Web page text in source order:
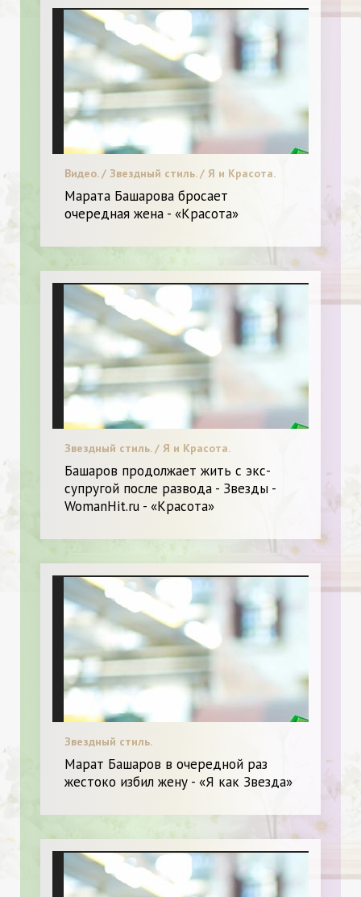
Видео. / Звездный стиль. / Я и Красота.
Марата Башарова бросает
очередная жена - «Красота»
Звездный стиль. / Я и Красота.
Башаров продолжает жить с экс-
супругой после развода - Звезды -
WomanHit.ru - «Красота»
Звездный стиль.
Марат Башаров в очередной раз
жестоко избил жену - «Я как Звезда»